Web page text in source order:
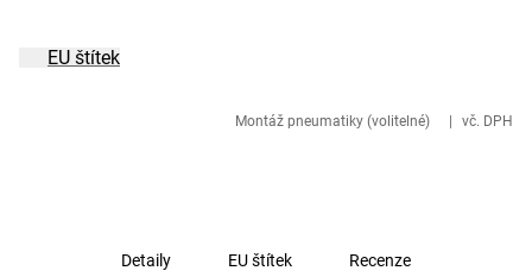
Montáž pneumatiky (volitelné) vč. DPH
EU štítek
Detaily EU štítek Recenze